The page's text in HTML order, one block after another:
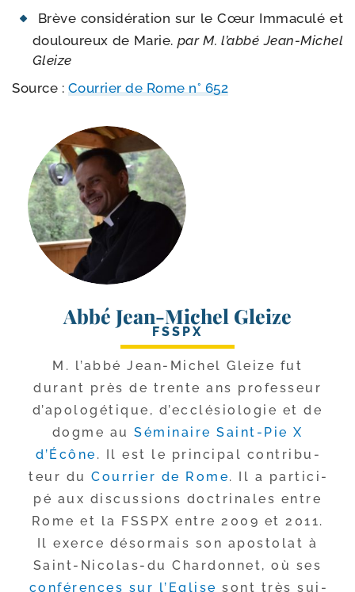
Brève consi­dé­ra­tion sur le Cœur Immaculé et
dou­lou­reux de Marie. par M. l’ab­bé Jean-​Michel
Gleize
Source : Courrier de Rome n° 652
Abbé Jean-Michel Gleize
FSSPX
M. l’ab­bé Jean-​Michel Gleize fut
durant près de trente ans pro­fes­seur
d’a­po­lo­gé­tique, d’ec­clé­sio­lo­gie et de
dogme au Séminaire Saint-​Pie X
d’Écône . Il est le prin­ci­pal contri­bu­
teur du Courrier de Rome. Il a par­ti­ci­
pé aux dis­cus­sions doc­tri­nales entre
Rome et la FSSPX entre 2009 et 2011.
Il exerce désor­mais son apos­to­lat à
Saint-​Nicolas-​du Chardonnet, où ses
confé­rences sur l’Eglise sont très sui­